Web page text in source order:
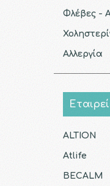
Φλέβες -
Αλλεργία
ALTION
Atlife
BECALM